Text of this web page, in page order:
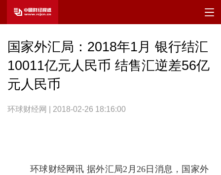
国家外汇局：2018年1月 银行结汇
10011亿元人民币 结售汇逆差56亿
元人民币
环球财经网 | 2018-02-26 18:16:00
环球财经网讯 据外汇局2月26日消息，国家外